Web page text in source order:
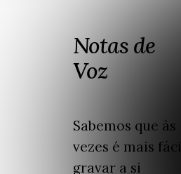
Notas de
Voz
Sabemos que às
vezes é mais fácil
gravar a si